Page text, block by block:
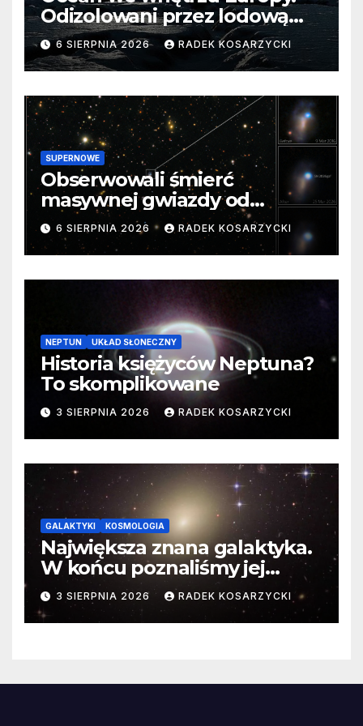
Odizolowani przez lodową
barierę
6 SIERPNIA 2026 RADEK KOSARZYCKI
SUPERNOWE
Obserwowali śmierć
masywnej gwiazdy od
samego początku. Niezwykle
cenne dane
6 SIERPNIA 2026 RADEK KOSARZYCKI
NEPTUN UKŁAD SŁONECZNY
Historia księżyców Neptuna?
To skomplikowane
3 SIERPNIA 2026 RADEK KOSARZYCKI
GALAKTYKI KOSMOLOGIA
Największa znana galaktyka.
W końcu poznaliśmy jej
faktyczne wymiary
3 SIERPNIA 2026 RADEK KOSARZYCKI